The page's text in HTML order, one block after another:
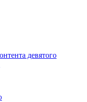
девятого